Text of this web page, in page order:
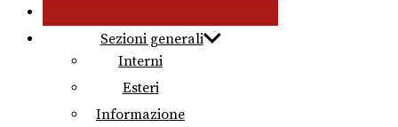
Sezioni generali
Interni
Esteri
Informazione